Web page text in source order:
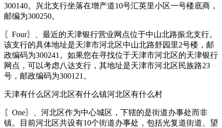
300140。兴北支行坐落在增产道10号汇英里小区一号楼底商，
邮编为300250。
〖Four〗、最近的天津银行营业网点位于中山北路振北支行。
该支行的具体地址是天津市河北区中山北路舒园里2号楼，邮
政编码为300241。如果您在寻找位于天津市河北区的天津银行
网点，可以考虑八达支行，其地址是天津市河北区民族路23
号，邮政编码为300121。
天津有什么区河北区有什么镇河北区有什么村
〖One〗、河北区作为中心城区，下辖的是街道办事处而非
镇。目前河北区共设有10个街道办事处，包括光复道街道、望